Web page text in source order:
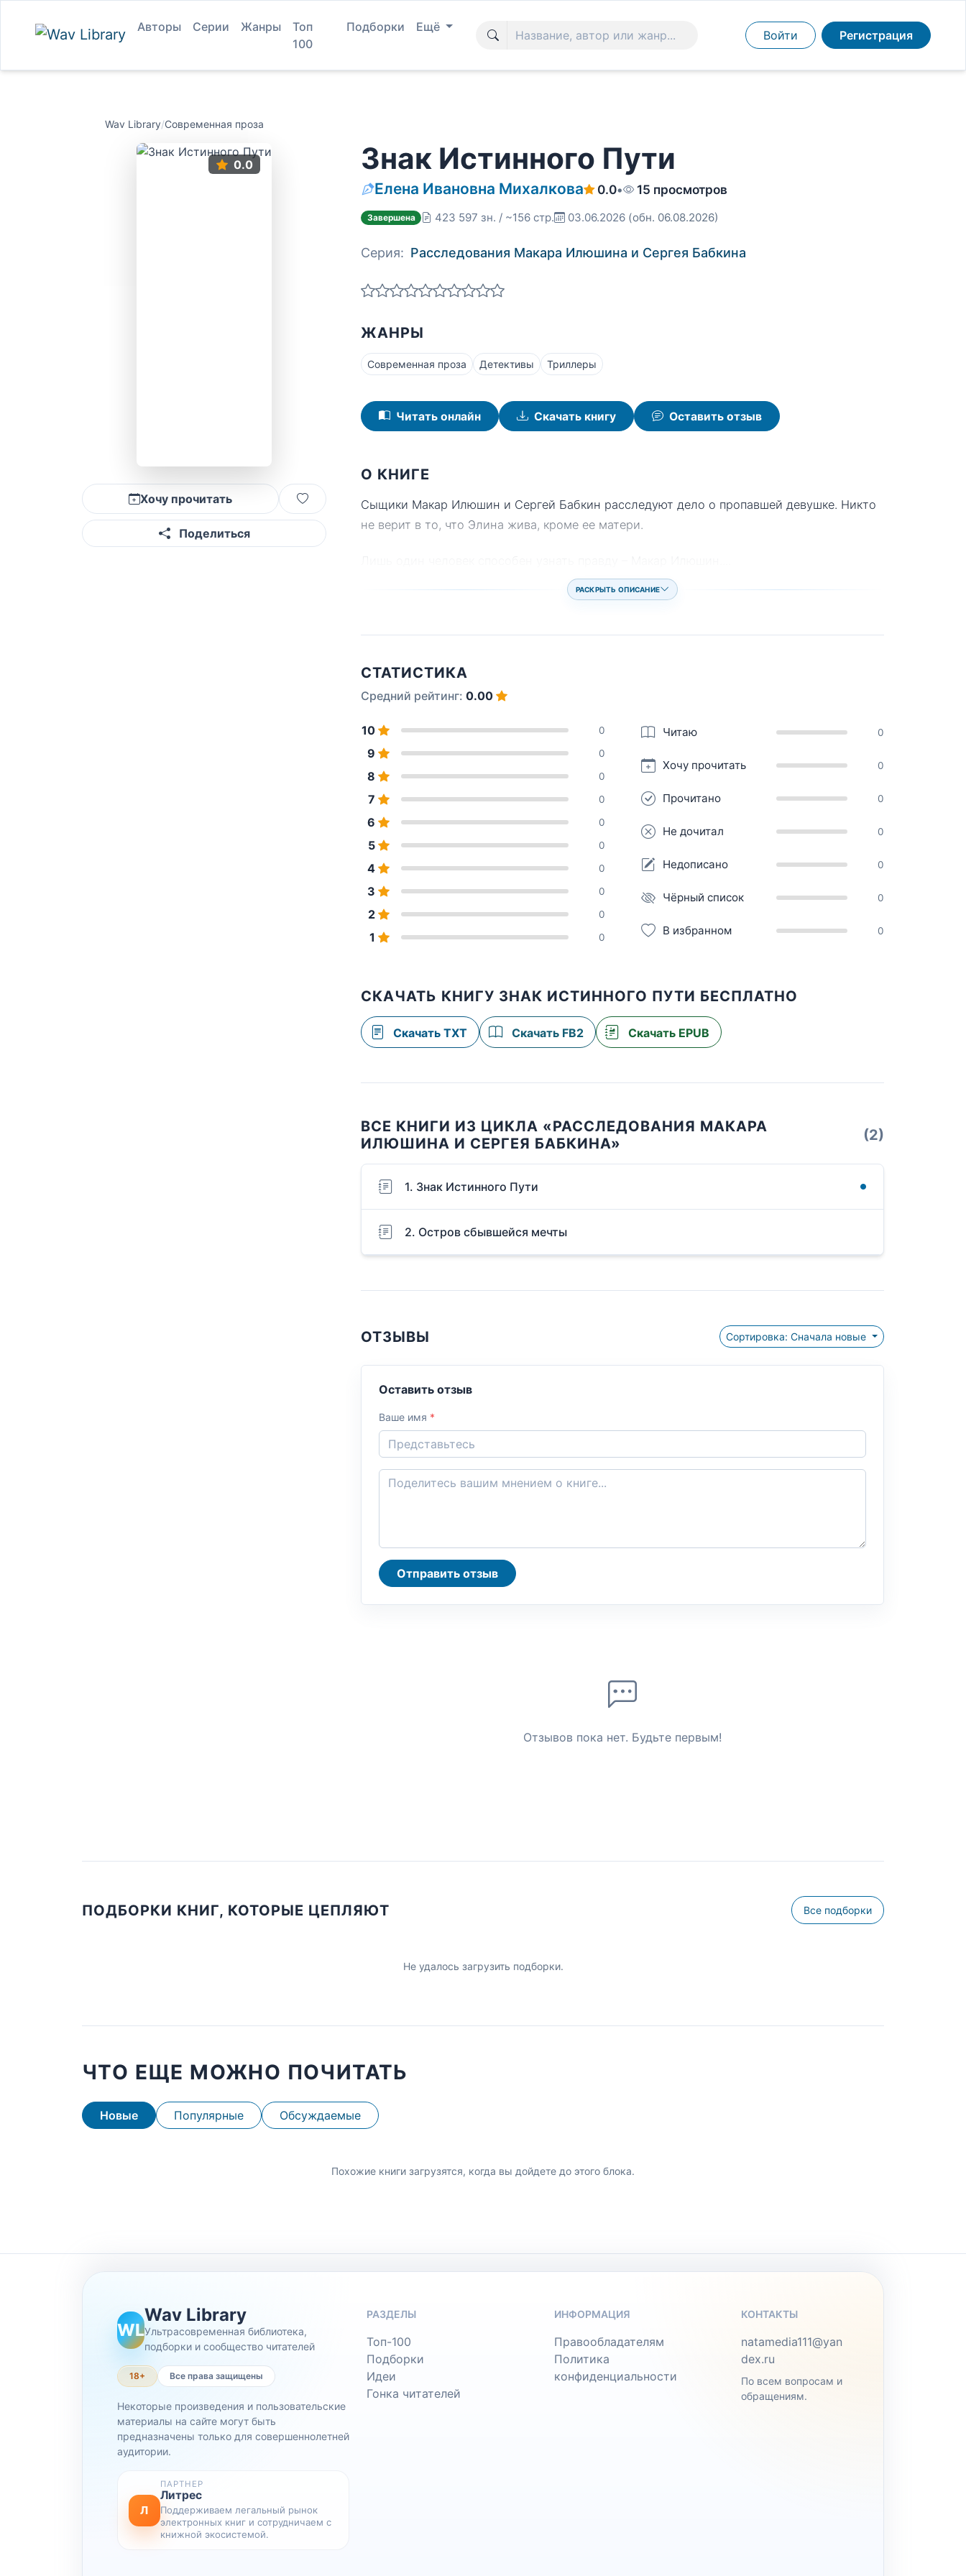
Авторы Серии Жанры
Топ
100
Подборки Ещё
Войти Регистрация
Wav Library/Современная проза
0.0
Хочу прочитать
Поделиться
Знак Истинного Пути
Елена Ивановна Михалкова 0.0• 15 просмотров
Завершена 423 597 зн. / ~156 стр. 03.06.2026 (обн. 06.08.2026)
Серия: Расследования Макара Илюшина и Сергея Бабкина
ЖАНРЫ
Современная проза Детективы Триллеры
Читать онлайн Скачать книгу Оставить отзыв
О КНИГЕ
Сыщики Макар Илюшин и Сергей Бабкин расследуют дело о пропавшей девушке. Никто
не верит в то, что Элина жива, кроме ее матери.
РАСКРЫТЬ ОПИСАНИЕ
СТАТИСТИКА
Средний рейтинг: 0.00
10 0
9 0
8 0
7 0
6 0
5 0
4 0
3 0
2 0
1 0
Читаю 0
Хочу прочитать 0
Прочитано 0
Не дочитал 0
Недописано 0
Чёрный список 0
В избранном 0
СКАЧАТЬ КНИГУ ЗНАК ИСТИННОГО ПУТИ БЕСПЛАТНО
Скачать TXT Скачать FB2 Скачать EPUB
ВСЕ КНИГИ ИЗ ЦИКЛА «РАССЛЕДОВАНИЯ МАКАРА
ИЛЮШИНА И СЕРГЕЯ БАБКИНА»
(2)
1. Знак Истинного Пути
2. Остров сбывшейся мечты
ОТЗЫВЫ Сортировка: Сначала новые
Оставить отзыв
Ваше имя *
Отправить отзыв
Отзывов пока нет. Будьте первым!
ПОДБОРКИ КНИГ, КОТОРЫЕ ЦЕПЛЯЮТ Все подборки
Не удалось загрузить подборки.
ЧТО ЕЩЕ МОЖНО ПОЧИТАТЬ
Новые Популярные Обсуждаемые
Похожие книги загрузятся, когда вы дойдете до этого блока.
WL
Wav Library
Ультрасовременная библиотека,
подборки и сообщество читателей
18+ Все права защищены
Некоторые произведения и пользовательские
материалы на сайте могут быть
предназначены только для совершеннолетней
аудитории.
Л
ПАРТНЕР
Литрес
Поддерживаем легальный рынок
электронных книг и сотрудничаем с
книжной экосистемой.
РАЗДЕЛЫ
Топ-100
Подборки
Идеи
Гонка читателей
ИНФОРМАЦИЯ
Правообладателям
Политика
конфиденциальности
КОНТАКТЫ
natamedia111@yan
dex.ru
По всем вопросам и
обращениям.